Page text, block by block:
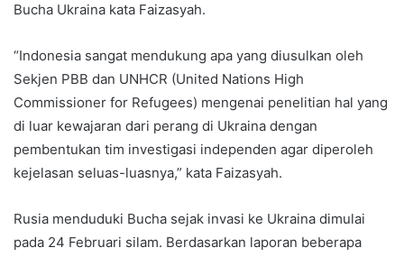
Bucha Ukraina kata Faizasyah.
“Indonesia sangat mendukung apa yang diusulkan oleh
Sekjen PBB dan UNHCR (United Nations High
Commissioner for Refugees) mengenai penelitian hal yang
di luar kewajaran dari perang di Ukraina dengan
pembentukan tim investigasi independen agar diperoleh
kejelasan seluas-luasnya,” kata Faizasyah.
Rusia menduduki Bucha sejak invasi ke Ukraina dimulai
pada 24 Februari silam. Berdasarkan laporan beberapa